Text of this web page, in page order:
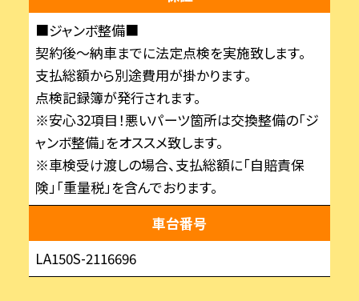
■ジャンボ整備■
契約後～納車までに法定点検を実施致します。
支払総額から別途費用が掛かります。
点検記録簿が発行されます。
※安心32項目！悪いパーツ箇所は交換整備の「ジ
ャンボ整備」をオススメ致します。
※車検受け渡しの場合、支払総額に「自賠責保
険」「重量税」を含んでおります。
車台番号
LA150S-2116696